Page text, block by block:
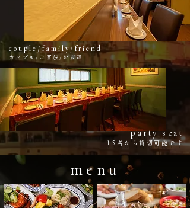
couple/family/friend
カップル/ご家族/お友達
party seat
15名から貸切可能です
menu